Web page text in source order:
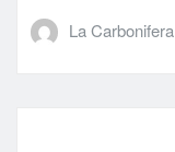
La Carbonifera